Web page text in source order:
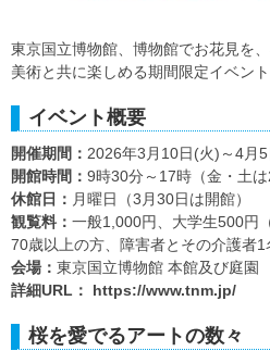
東京国立博物館、博物館でお花見を
美術と共に楽しめる期間限定イベント
イベント概要
開催期間： 2026年3月10日(火)～4月
開館時間： 9時30分～17時（金・土は
休館日： 月曜日（3月30日は開館）
観覧料： 一般1,000円、大学生500円
70歳以上の方、障害者とその介護者1
会場： 東京国立博物館 本館及び庭園
詳細URL：
https://www.tnm.jp/
桜を愛でるアートの数々